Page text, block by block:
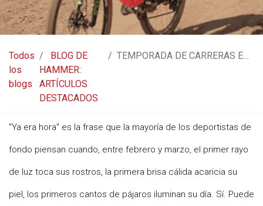
Todos
los
blogs
BLOG DE
HAMMER:
ARTÍCULOS
DESTACADOS
TEMPORADA DE CARRERAS EN EL HORIZONTE - 6 CONSEJOS PARA LLEGAR A ELLA EN EXCELENTE FORMA
"Ya era hora" es la frase que la mayoría de los deportistas de
fondo piensan cuando, entre febrero y marzo, el primer rayo
de luz toca sus rostros, la primera brisa cálida acaricia su
piel, los primeros cantos de pájaros iluminan su día. Sí. Puede